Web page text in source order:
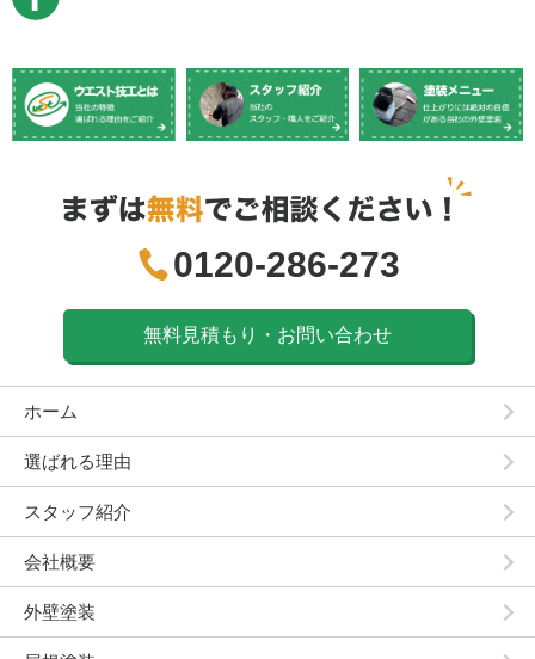
0120-286-273
無料見積もり・お問い合わせ
ホーム
選ばれる理由
スタッフ紹介
会社概要
外壁塗装